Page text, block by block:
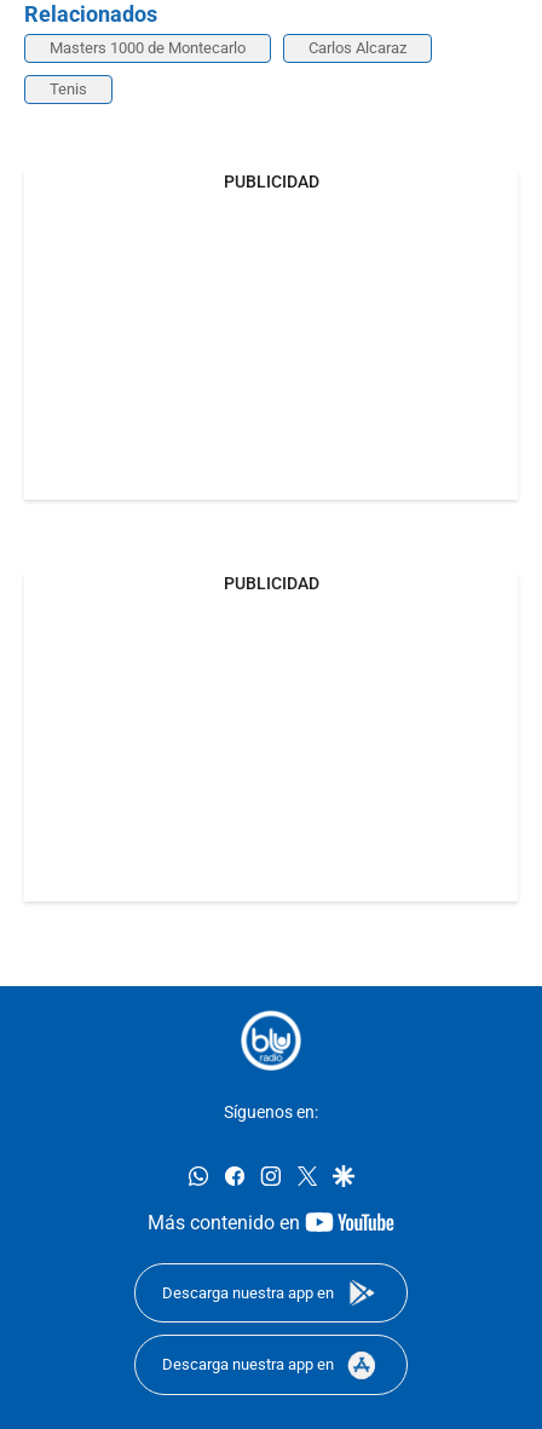
Relacionados
Masters 1000 de Montecarlo Carlos Alcaraz
Tenis
PUBLICIDAD
PUBLICIDAD
Síguenos en:
whatsappfacebookinstagram
twittergoogle
Más contenido en
youtube-
Descarga nuestra app en
Descarga nuestra app en